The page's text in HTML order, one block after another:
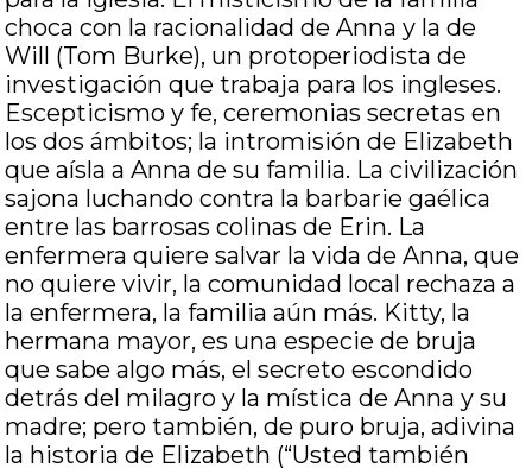
choca con la racionalidad de Anna y la de
Will (Tom Burke), un protoperiodista de
investigación que trabaja para los ingleses.
Escepticismo y fe, ceremonias secretas en
los dos ámbitos; la intromisión de Elizabeth
que aísla a Anna de su familia. La civilización
sajona luchando contra la barbarie gaélica
entre las barrosas colinas de Erin. La
enfermera quiere salvar la vida de Anna, que
no quiere vivir, la comunidad local rechaza a
la enfermera, la familia aún más. Kitty, la
hermana mayor, es una especie de bruja
que sabe algo más, el secreto escondido
detrás del milagro y la mística de Anna y su
madre; pero también, de puro bruja, adivina
la historia de Elizabeth (“Usted también